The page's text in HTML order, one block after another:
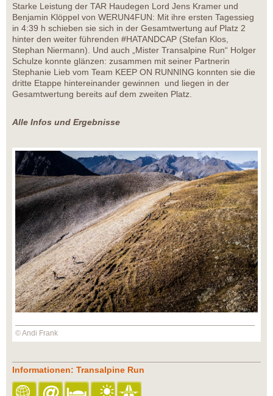
Starke Leistung der TAR Haudegen Lord Jens Kramer und
Benjamin Klöppel von WERUN4FUN: Mit ihre ersten Tagessieg
in 4:39 h schieben sie sich in der Gesamtwertung auf Platz 2
hinter den weiter führenden #HATANDCAP (Stefan Klos,
Stephan Niermann). Und auch „Mister Transalpine Run“ Holger
Schulze konnte glänzen: zusammen mit seiner Partnerin
Stephanie Lieb vom Team KEEP ON RUNNING konnten sie die
dritte Etappe hintereinander gewinnen und liegen in der
Gesamtwertung bereits auf dem zweiten Platz.
Alle Infos und Ergebnisse
© Andi Frank
Informationen: Transalpine Run